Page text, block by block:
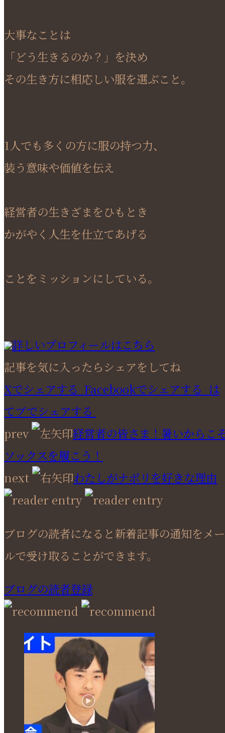
大事なことは
「どう生きるのか？」を決め
その生き方に相応しい服を選ぶこと。
1人でも多くの方に服の持つ力、
装う意味や価値を伝え
経営者の生きざまをひもとき
かがやく人生を仕立てあげる
ことをミッションにしている。
詳しいプロフィールはこちら
記事を気に入ったらシェアをしてね
Xでシェアする Facebookでシェアする は
てブでシェアする
prev
経営者の皆さま！暑いからこ
ソックスを履こう！
next
わたしがナポリを好きな理由
ブログの読者になると新着記事の通知をメー
ルで受け取ることができます。
ブログの読者登録